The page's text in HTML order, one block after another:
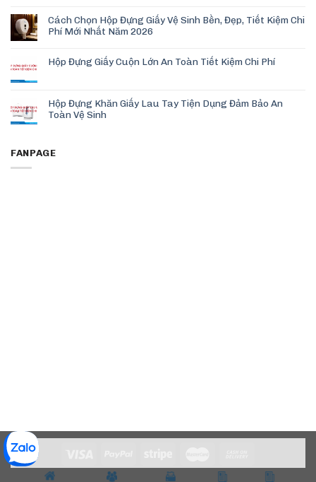
Cách Chọn Hộp Đựng Giấy Vệ Sinh Bền, Đẹp, Tiết Kiệm Chi
Phí Mới Nhất Năm 2026
Hộp Đựng Giấy Cuộn Lớn An Toàn Tiết Kiệm Chi Phí
Hộp Đựng Khăn Giấy Lau Tay Tiện Dụng Đảm Bảo An
Toàn Vệ Sinh
FANPAGE